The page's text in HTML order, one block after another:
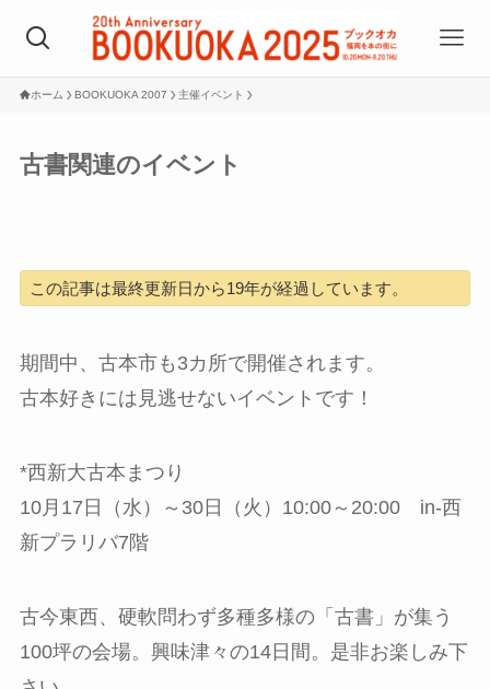
ホーム BOOKUOKA 2007 主催イベント
古書関連のイベント
この記事は最終更新日から19年が経過しています。
期間中、古本市も3カ所で開催されます。
古本好きには見逃せないイベントです！
*西新大古本まつり
10月17日（水）～30日（火）10:00～20:00 in-西
新プラリバ7階
古今東西、硬軟問わず多種多様の「古書」が集う
100坪の会場。興味津々の14日間。是非お楽しみ下